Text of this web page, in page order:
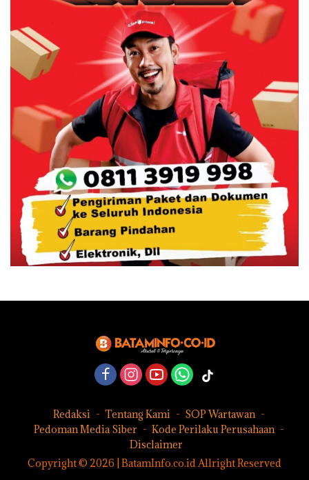
Redaksi Tentang Kami
SOP Wartawan
Pedoman Media Siber
Kode Perilaku Perusahaan
Disclaimer
Copyright © 2026 | BatamInfo.co.id Allright Reserved